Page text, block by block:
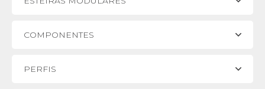
COMPONENTES
PERFIS